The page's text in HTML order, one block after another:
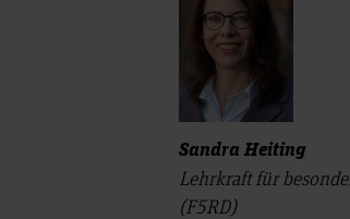
Sandra Heiting
Lehrkraft für
(F5RD)